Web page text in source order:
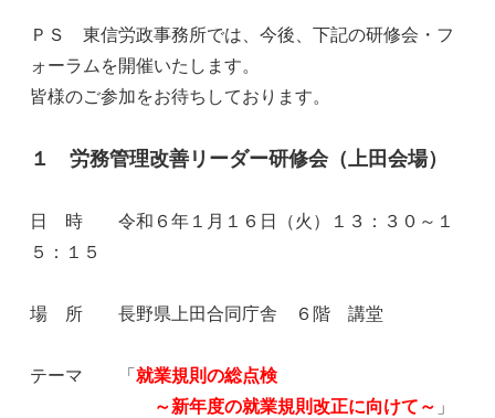
ＰＳ 東信労政事務所では、今後、下記の研修会・フ
ォーラムを開催いたします。
皆様のご参加をお待ちしております。
１ 労務管理改善リーダー研修会（上田会場）
日 時 令和６年１月１６日（火）１３：３０～１
５：１５
場 所 長野県上田合同庁舎 ６階 講堂
テーマ 「就業規則の総点検
～新年度の就業規則改正に向けて～ 」